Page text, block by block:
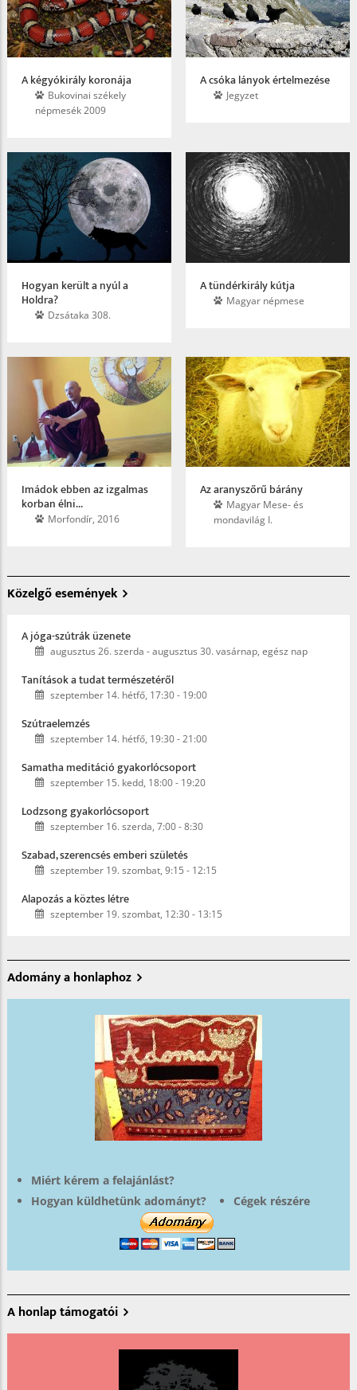
A kégyókirály koronája
Bukovinai székely
népmesék 2009
A csóka lányok értelmezése
Jegyzet
Hogyan került a nyúl a
Holdra?
Dzsátaka 308.
A tündérkirály kútja
Magyar népmese
Imádok ebben az izgalmas
korban élni...
Morfondír, 2016
Az aranyszőrű bárány
Magyar Mese- és
mondavilág I.
Közelgő események
A jóga-szútrák üzenete
augusztus 26. szerda -augusztus 30. vasárnap, egész nap
Tanítások a tudat természetéről
szeptember 14. hétfő, 17:30- 19:00
Szútraelemzés
szeptember 14. hétfő, 19:30-21:00
Samatha meditáció gyakorlócsoport
szeptember 15. kedd, 18:00- 19:20
Lodzsong gyakorlócsoport
szeptember 16. szerda, 7:00-8:30
Szabad, szerencsés emberi születés
szeptember 19. szombat, 9:15 - 12:15
Alapozás a köztes létre
szeptember 19. szombat, 12:30- 13:15
Adomány a honlaphoz
Miért kérem a felajánlást?
Hogyan küldhetünk adományt?
Cégek részére
A honlap támogatói